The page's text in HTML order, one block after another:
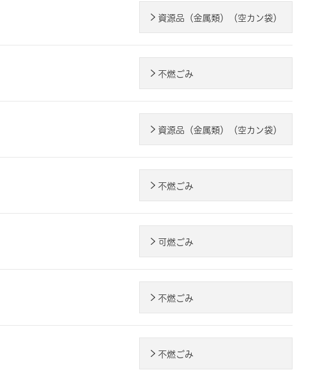
資源品（金属類）（空カン袋）
不燃ごみ
資源品（金属類）（空カン袋）
不燃ごみ
可燃ごみ
不燃ごみ
不燃ごみ